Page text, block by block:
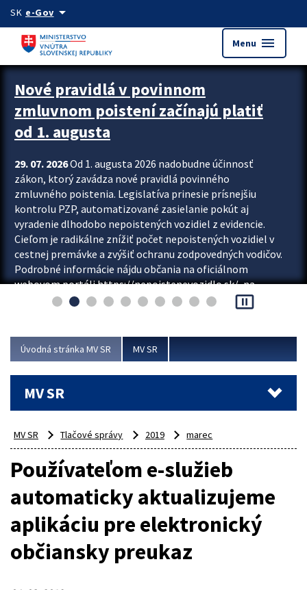
Preskocit na hlavný obsah
SK e-Govarrow_drop_down
Menu menu
Zastavit automatický posun upútavok
Nové pravidlá v povinnom
zmluvnom poistení začínajú platiť
od 1. augusta
29. 07. 2026Od 1. augusta 2026 nadobudne účinnosť
zákon, ktorý zavádza nové pravidlá povinného
zmluvného poistenia. Legislatíva prinesie prísnejšiu
kontrolu PZP, automatizované zasielanie pokút aj
vyradenie dlhodobo nepoistených vozidiel z evidencie.
Cieľom je radikálne znížiť počet nepoistených vozidiel v
cestnej premávke a zvýšiť ochranu zodpovedných vodičov.
Podrobné informácie nájdu občania na oficiálnom
webovom portáli https://nepoistenevozidlo.sk/, na
ktorom od augusta pribudne aj možnosť overiť si...
pause_presentation
Úvodná stránka MV SR MV SR
MV SR
MV SR Tlačové správy 2019 marec
Používateľom e-služieb
automaticky aktualizujeme
aplikáciu pre elektronický
občiansky preukaz